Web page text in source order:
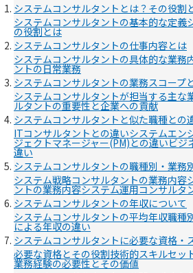
システムコンサルタントとは？その役割
システムコンサルタントの基本的な定義
の役割とは
システムコンサルタントの仕事内容とは
システムコンサルタントの具体的な業務
ントの日常業務
システムコンサルタントの業務スコープ
システムコンサルタントが担当する主な
ルタントの重要性と企業への貢献
システムコンサルタントと似た職種との
ITコンサルタントとの違いシステムエン
ジェクトマネージャー(PM)との違いビジ
違い
システムコンサルタントの職種別・業務
システム戦略コンサルタントの業務内容
ントの業務内容システム運用コンサルタ
システムコンサルタントの年収について
システムコンサルタントの平均年収職種
による年収の違い
システムコンサルタントに必要な資格・
必要な資格とその役割技術的スキルセッ
業務経験の必要性とその価値